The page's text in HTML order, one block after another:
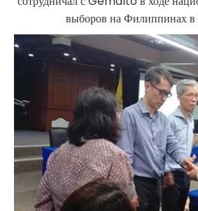
выборов на Филиппинах в